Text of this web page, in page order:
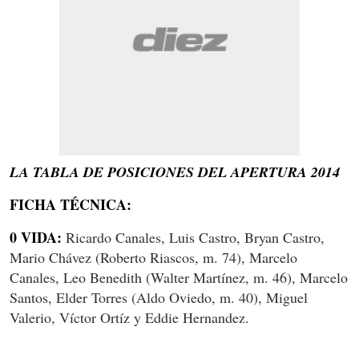
LA TABLA DE POSICIONES DEL APERTURA 2014
FICHA TÉCNICA:
0 VIDA: Ricardo Canales, Luis Castro, Bryan Castro,
Mario Chávez (Roberto Riascos, m. 74), Marcelo
Canales, Leo Benedith (Walter Martínez, m. 46), Marcelo
Santos, Elder Torres (Aldo Oviedo, m. 40), Miguel
Valerio, Víctor Ortíz y Eddie Hernandez.